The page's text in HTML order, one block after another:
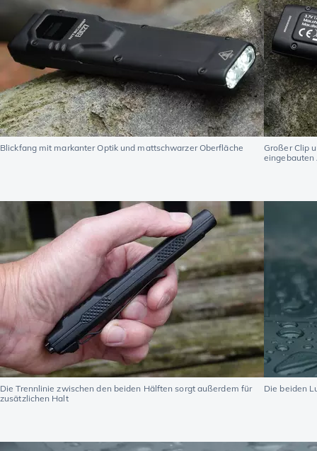
Blickfang mit markanter Optik und mattschwarzer Oberfläche
Großer Clip
eingebauten
Die Trennlinie zwischen den beiden Hälften sorgt außerdem für
zusätzlichen Halt
Die beiden